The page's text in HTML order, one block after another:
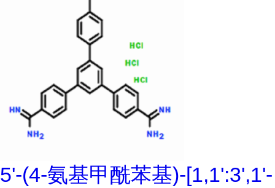
5'-(4-氨基甲酰苯基)-[1,1':3',1'-